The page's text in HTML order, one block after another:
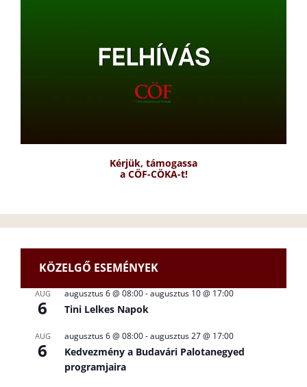
Kérjük, támogassa
a CÖF-CÖKA-t!
KÖZELGŐ ESEMÉNYEK
AUG
6
augusztus 6 @ 08:00-augusztus 10 @ 17:00
Tini Lelkes Napok
AUG
6
augusztus 6 @ 08:00-augusztus 27 @ 17:00
Kedvezmény a Budavári Palotanegyed
programjaira